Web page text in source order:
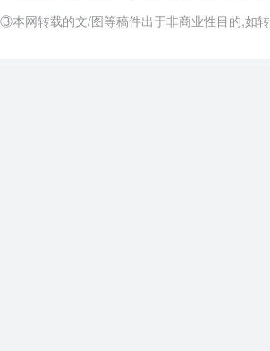
③本网转载的文/图等稿件出于非商业性目的,如